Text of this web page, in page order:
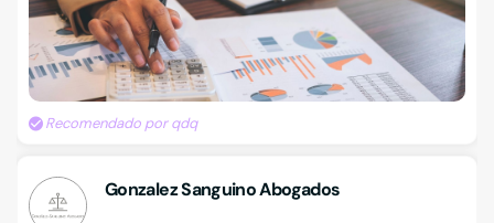
Recomendado por qdq
Gonzalez Sanguino Abogados